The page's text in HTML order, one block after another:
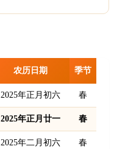
农历日期 季节
2025年正月初六 春
2025年正月廿一 春
2025年二月初六 春